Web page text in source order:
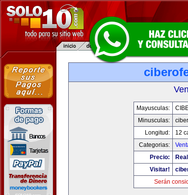
Mayusculas:
Minusculas:
Longitud:
12
Categorias:
Precio:
Visitar!
Serán